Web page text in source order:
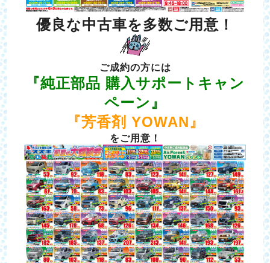
優良な中古車を多数ご用意！
ご成約の方には
『純正部品 購入サポートキャン
ペーン』
『芳香剤 YOWAN』
をご用意！